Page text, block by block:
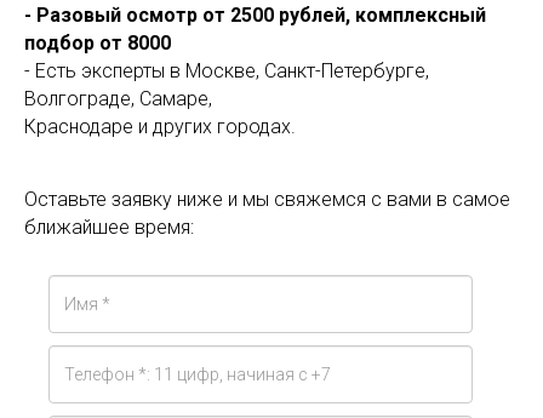
- Разовый осмотр от 2500 рублей, комплексный
подбор от 8000
- Есть эксперты в Москве, Санкт-Петербурге,
Волгограде, Самаре,
Краснодаре и других городах.
Оставьте заявку ниже и мы свяжемся с вами в самое
ближайшее время: